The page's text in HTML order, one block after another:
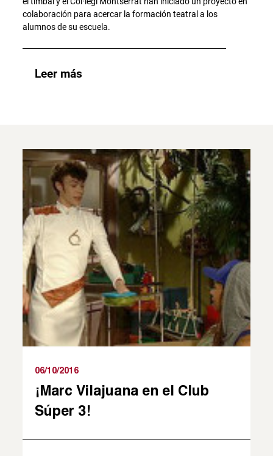
colaboración para acercar la formación teatral a los
alumnos de su escuela.
Leer más
06/10/2016
¡Marc Vilajuana en el Club
Súper 3!